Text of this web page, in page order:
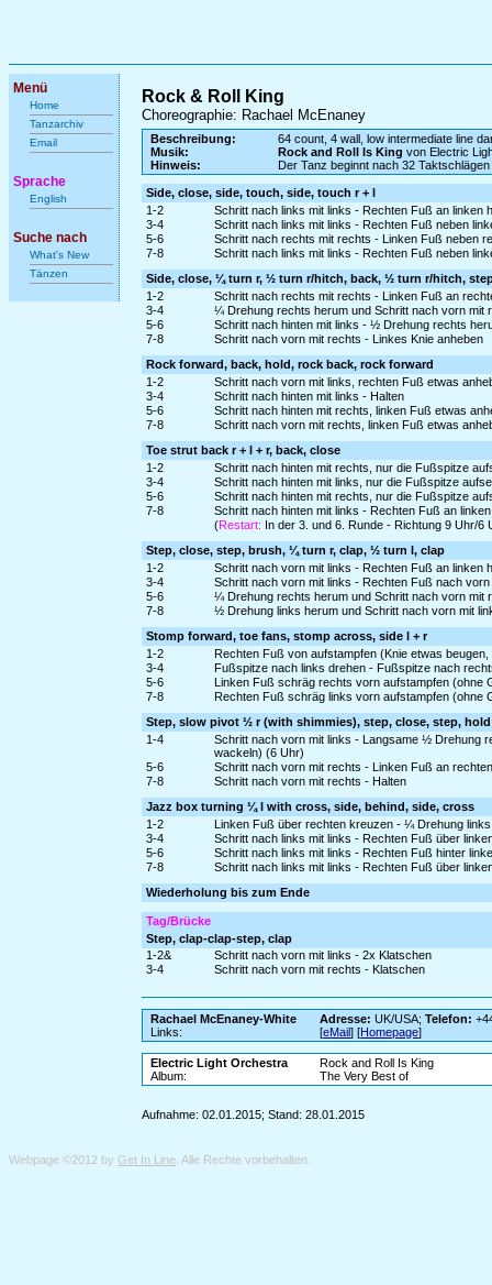
Menü
Home
Tanzarchiv
Email
Sprache
English
Suche nach
What's New
Tänzen
Rock & Roll King
Choreographie: Rachael McEnaney
Beschreibung:
64 count, 4 wall, low intermediate line
Musik:
Rock and Roll Is King von Electric
Hinweis:
Der Tanz beginnt nach 32
Side, close, side, touch, side, touch r + l
1-2
Schritt nach links mit links - Rechten Fuß an linken
3-4
Schritt nach links mit links - Rechten Fuß neben
5-6
Schritt nach rechts mit rechts - Linken Fuß neben
7-8
Schritt nach links mit links - Rechten Fuß neben
Side, close, ¼ turn r, ½ turn r/hitch, back, ½ turn r/hitch,
1-2
Schritt nach rechts mit rechts - Linken Fuß an
3-4
¼ Drehung rechts herum und Schritt nach vorn
5-6
Schritt nach hinten mit links - ½ Drehung rechts
7-8
Schritt nach vorn mit rechts - Linkes Knie anheben
Rock forward, back, hold, rock back, rock forward
1-2
Schritt nach vorn mit links, rechten Fuß etwas
3-4
Schritt nach hinten mit links - Halten
5-6
Schritt nach hinten mit rechts, linken Fuß etwas
7-8
Schritt nach vorn mit rechts, linken Fuß etwas
Toe strut back r + l + r, back, close
1-2
Schritt nach hinten mit rechts, nur die Fußspitze
3-4
Schritt nach hinten mit links, nur die Fußspitze
5-6
Schritt nach hinten mit rechts, nur die Fußspitze
7-8
Schritt nach hinten mit links - Rechten Fuß an
(Restart: In der 3. und 6. Runde - Richtung 9 Uhr/
Step, close, step, brush, ¼ turn r, clap, ½ turn l, clap
1-2
Schritt nach vorn mit links - Rechten Fuß an linken
3-4
Schritt nach vorn mit links - Rechten Fuß nach
5-6
¼ Drehung rechts herum und Schritt nach vorn mit
7-8
½ Drehung links herum und Schritt nach vorn mit
Stomp forward, toe fans, stomp across, side l + r
1-2
Rechten Fuß von aufstampfen (Knie etwas
3-4
Fußspitze nach links drehen - Fußspitze nach
5-6
Linken Fuß schräg rechts vorn aufstampfen (ohne
7-8
Rechten Fuß schräg links vorn aufstampfen (ohne
Step, slow pivot ½ r (with shimmies), step, close, step,
1-4
Schritt nach vorn mit links - Langsame ½ Drehung
wackeln) (6 Uhr)
5-6
Schritt nach vorn mit rechts - Linken Fuß an
7-8
Schritt nach vorn mit rechts - Halten
Jazz box turning ¼ l with cross, side, behind, side, cross
1-2
Linken Fuß über rechten kreuzen - ¼ Drehung
3-4
Schritt nach links mit links - Rechten Fuß über
5-6
Schritt nach links mit links - Rechten Fuß hinter
7-8
Schritt nach links mit links - Rechten Fuß über
Wiederholung bis zum Ende
Tag/Brücke
Step, clap-clap-step, clap
1-2&
Schritt nach vorn mit links - 2x Klatschen
3-4
Schritt nach vorn mit rechts - Klatschen
Rachael McEnaney-White Adresse: UK/USA;Telefon:
Links:
[eMail] [Homepage]
Electric Light Orchestra
Rock and Roll Is King
Album:
The Very Best of
Aufnahme: 02.01.2015; Stand: 28.01.2015
Webpage ©2012 by Get In Line . Alle Rechte vorbehalten.